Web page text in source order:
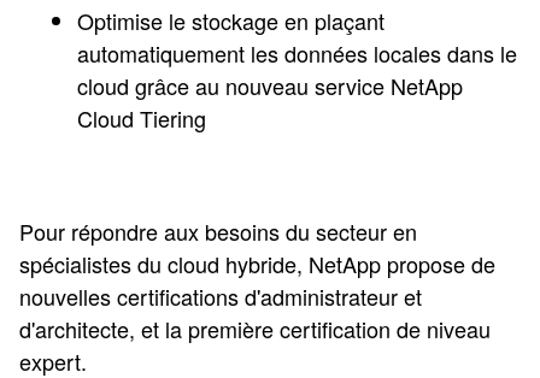
Optimise le stockage en plaçant
automatiquement les données locales dans le
cloud grâce au nouveau service NetApp
Cloud Tiering
Pour répondre aux besoins du secteur en
spécialistes du cloud hybride, NetApp propose de
nouvelles certifications d'administrateur et
d'architecte, et la première certification de niveau
expert.